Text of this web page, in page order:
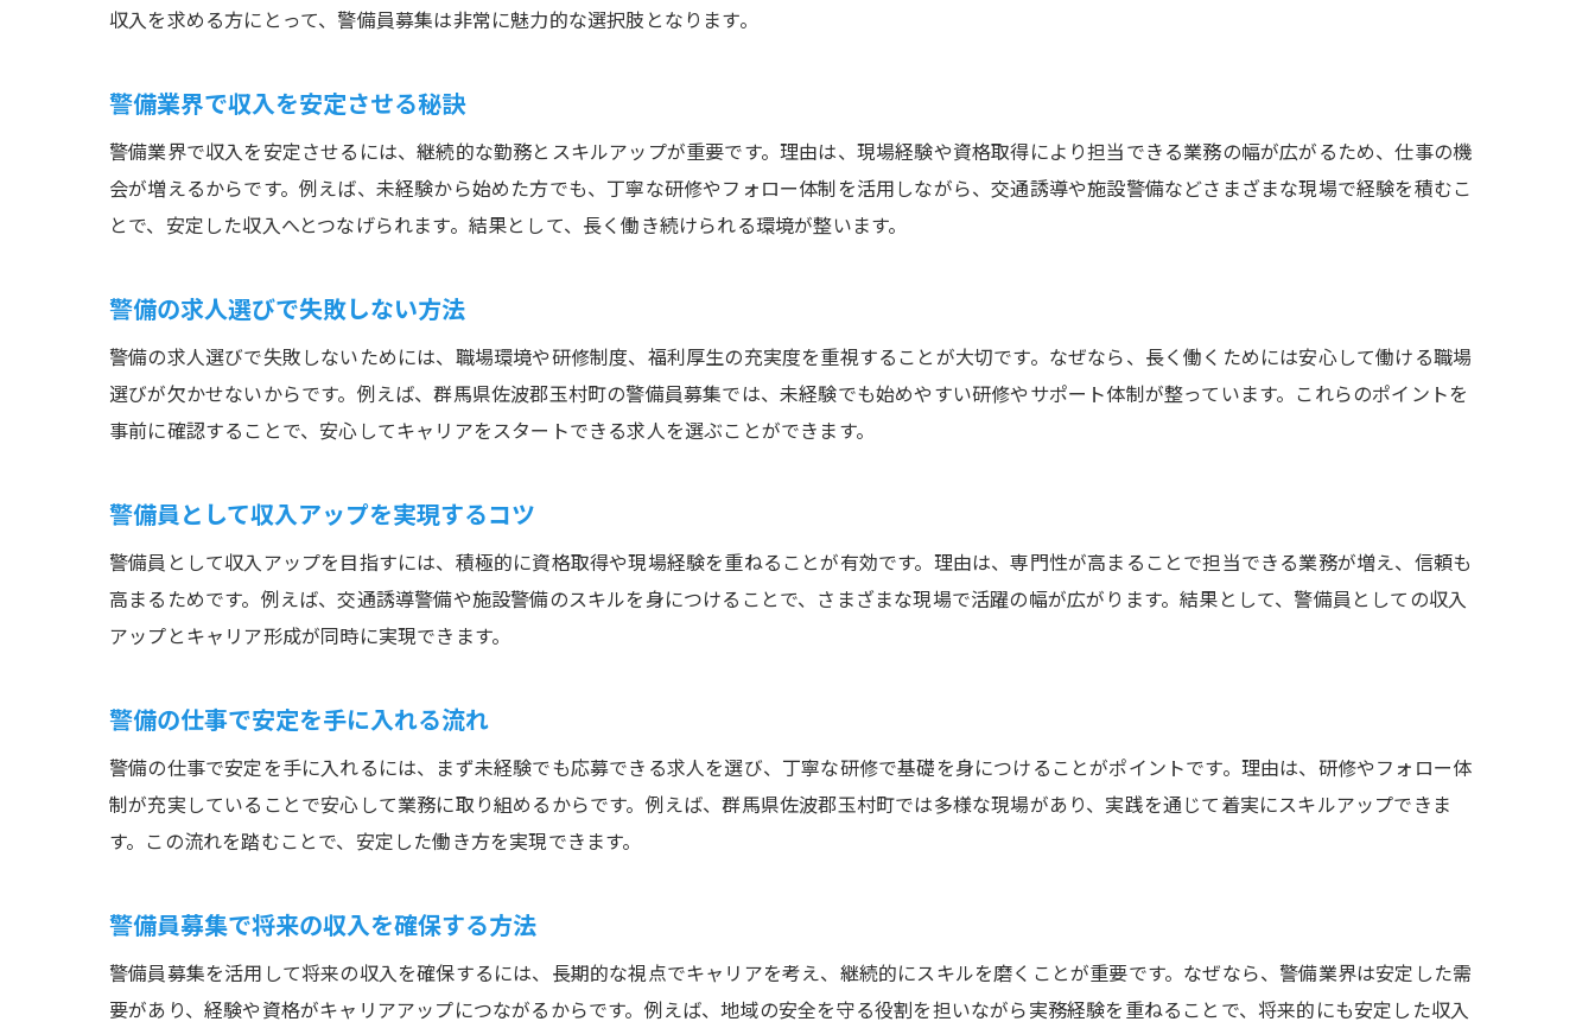
警備員のキャリア形成に役立つ知識
未経験でも警備員に挑戦できる理由
警備員の研修制度で安心して働く方法
警備の仕事を始める前に知りたいこと
警備業界で未経験者が活躍できる理由
警備の仕事で得られる職場環境と魅力とは
警備の仕事が持つ職場の魅力とは
警備員が大切にする職場の雰囲気
警備の仕事に多い職場環境のポイント
警備の仕事にある手厚い福利厚生とは
警備員が受けられる福利厚生の魅力
警備の仕事でスキルを磨き長く働くコツ
警備の仕事で身につくスキルと実践法
収入を求める方にとって、警備員募集は非常に魅力的な選択肢となります。
警備業界で収入を安定させる秘訣
警備業界で収入を安定させるには、継続的な勤務とスキルアップが重要です。理由は、現場経験や資格取得により担当できる業務の幅が広がるため、仕事の機
会が増えるからです。例えば、未経験から始めた方でも、丁寧な研修やフォロー体制を活用しながら、交通誘導や施設警備などさまざまな現場で経験を積むこ
とで、安定した収入へとつなげられます。結果として、長く働き続けられる環境が整います。
警備の求人選びで失敗しない方法
警備の求人選びで失敗しないためには、職場環境や研修制度、福利厚生の充実度を重視することが大切です。なぜなら、長く働くためには安心して働ける職場
選びが欠かせないからです。例えば、群馬県佐波郡玉村町の警備員募集では、未経験でも始めやすい研修やサポート体制が整っています。これらのポイントを
事前に確認することで、安心してキャリアをスタートできる求人を選ぶことができます。
警備員として収入アップを実現するコツ
警備員として収入アップを目指すには、積極的に資格取得や現場経験を重ねることが有効です。理由は、専門性が高まることで担当できる業務が増え、信頼も
高まるためです。例えば、交通誘導警備や施設警備のスキルを身につけることで、さまざまな現場で活躍の幅が広がります。結果として、警備員としての収入
アップとキャリア形成が同時に実現できます。
警備の仕事で安定を手に入れる流れ
警備の仕事で安定を手に入れるには、まず未経験でも応募できる求人を選び、丁寧な研修で基礎を身につけることがポイントです。理由は、研修やフォロー体
制が充実していることで安心して業務に取り組めるからです。例えば、群馬県佐波郡玉村町では多様な現場があり、実践を通じて着実にスキルアップできま
す。この流れを踏むことで、安定した働き方を実現できます。
警備員募集で将来の収入を確保する方法
警備員募集を活用して将来の収入を確保するには、長期的な視点でキャリアを考え、継続的にスキルを磨くことが重要です。なぜなら、警備業界は安定した需
要があり、経験や資格がキャリアアップにつながるからです。例えば、地域の安全を守る役割を担いながら実務経験を重ねることで、将来的にも安定した収入